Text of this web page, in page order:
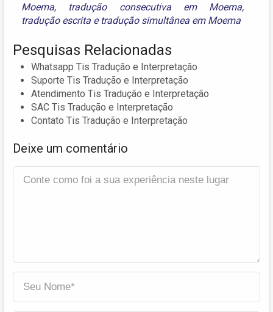
Moema, tradução consecutiva em Moema,
tradução escrita e tradução simultânea em Moema
Pesquisas Relacionadas
Whatsapp Tis Tradução e Interpretação
Suporte Tis Tradução e Interpretação
Atendimento Tis Tradução e Interpretação
SAC Tis Tradução e Interpretação
Contato Tis Tradução e Interpretação
Deixe um comentário